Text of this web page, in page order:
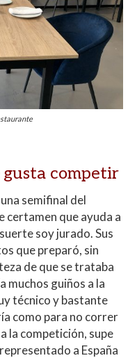
competir
semifinal del
certamen que ayuda a
soy jurado. Sus
que preparó, sin
de que se trataba
muchos guiños a la
técnico y bastante
como para no correr
la competición, supe
a España